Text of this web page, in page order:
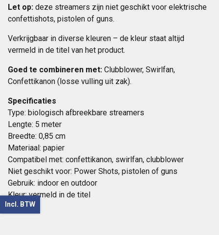
Let op: deze streamers zijn niet geschikt voor elektrische
confettishots, pistolen of guns.
Verkrijgbaar in diverse kleuren – de kleur staat altijd
vermeld in de titel van het product.
Goed te combineren met: Clubblower, Swirlfan,
Confettikanon (losse vulling uit zak).
Specificaties
Type: biologisch afbreekbare streamers
Lengte: 5 meter
Breedte: 0,85 cm
Materiaal: papier
Compatibel met: confettikanon, swirlfan, clubblower
Niet geschikt voor: Power Shots, pistolen of guns
Gebruik: indoor en outdoor
Kleur: vermeld in de titel
Incl. BTW